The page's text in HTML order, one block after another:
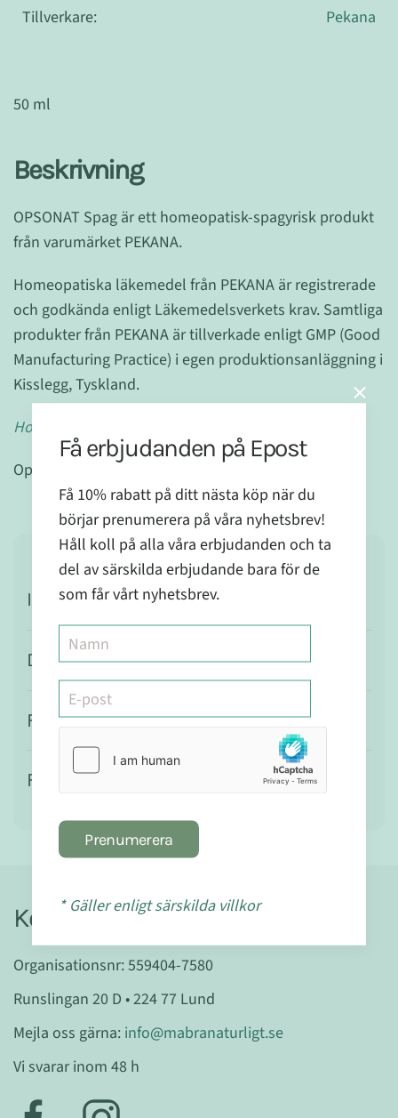
Tillverkare:
Pekana
50 ml
Beskrivning
OPSONAT Spag är ett homeopatisk-spagyrisk produkt
från varumärket PEKANA.
Homeopatiska läkemedel från PEKANA är registrerade
och godkända enligt Läkemedelsverkets krav. Samtliga
produkter från PEKANA är tillverkade enligt GMP (Good
Manufacturing Practice) i egen produktionsanläggning i
Kisslegg, Tyskland.
Homeopatikum registrerat utan indikation.
Opsonat arbetar bra tillsammans med
Ingredienser
Dosering
Försiktighet
Förvaring
Kontakt
Organisationsnr: 559404-7580
Runslingan 20 D • 224 77 Lund
Mejla oss gärna: info@mabranaturligt.se
Vi svarar inom 48 h
Få erbjudanden på Epost
Få 10% rabatt på ditt nästa köp när du
börjar prenumerera på våra nyhetsbrev!
Håll koll på alla våra erbjudanden och ta
del av särskilda erbjudande bara för de
som får vårt nyhetsbrev.
Prenumerera
* Gäller enligt särskilda villkor